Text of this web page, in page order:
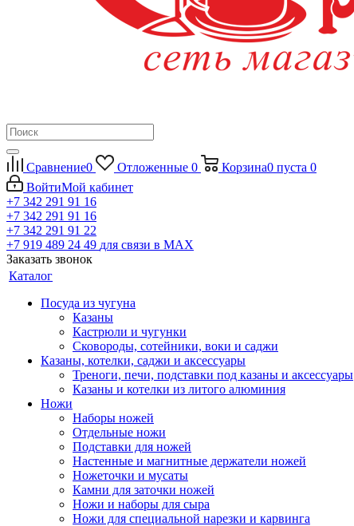
Сравнение0 Отложенные 0 Корзина0 пуста 0
ВойтиМой кабинет
+7 342 291 91 16
+7 342 291 91 16
+7 342 291 91 22
+7 919 489 24 49 для связи в МАХ
Заказать звонок
Каталог
Посуда из чугуна
Казаны
Кастрюли и чугунки
Сковороды, сотейники, воки и саджи
Казаны, котелки, саджи и аксессуары
Треноги, печи, подставки под казаны и аксессуары
Казаны и котелки из литого алюминия
Ножи
Наборы ножей
Отдельные ножи
Подставки для ножей
Настенные и магнитные держатели ножей
Ножеточки и мусаты
Камни для заточки ножей
Ножи и наборы для сыра
Ножи для специальной нарезки и карвинга